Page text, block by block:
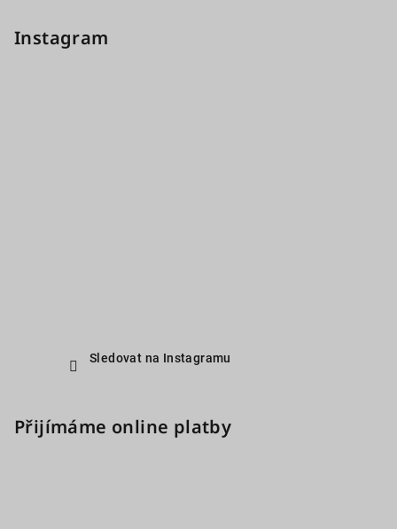
Instagram
Sledovat na Instagramu
Přijímáme online platby